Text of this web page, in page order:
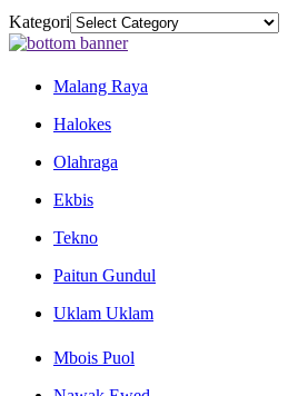
Kategori
Malang Raya
Halokes
Olahraga
Ekbis
Tekno
Paitun Gundul
Uklam Uklam
Mbois Puol